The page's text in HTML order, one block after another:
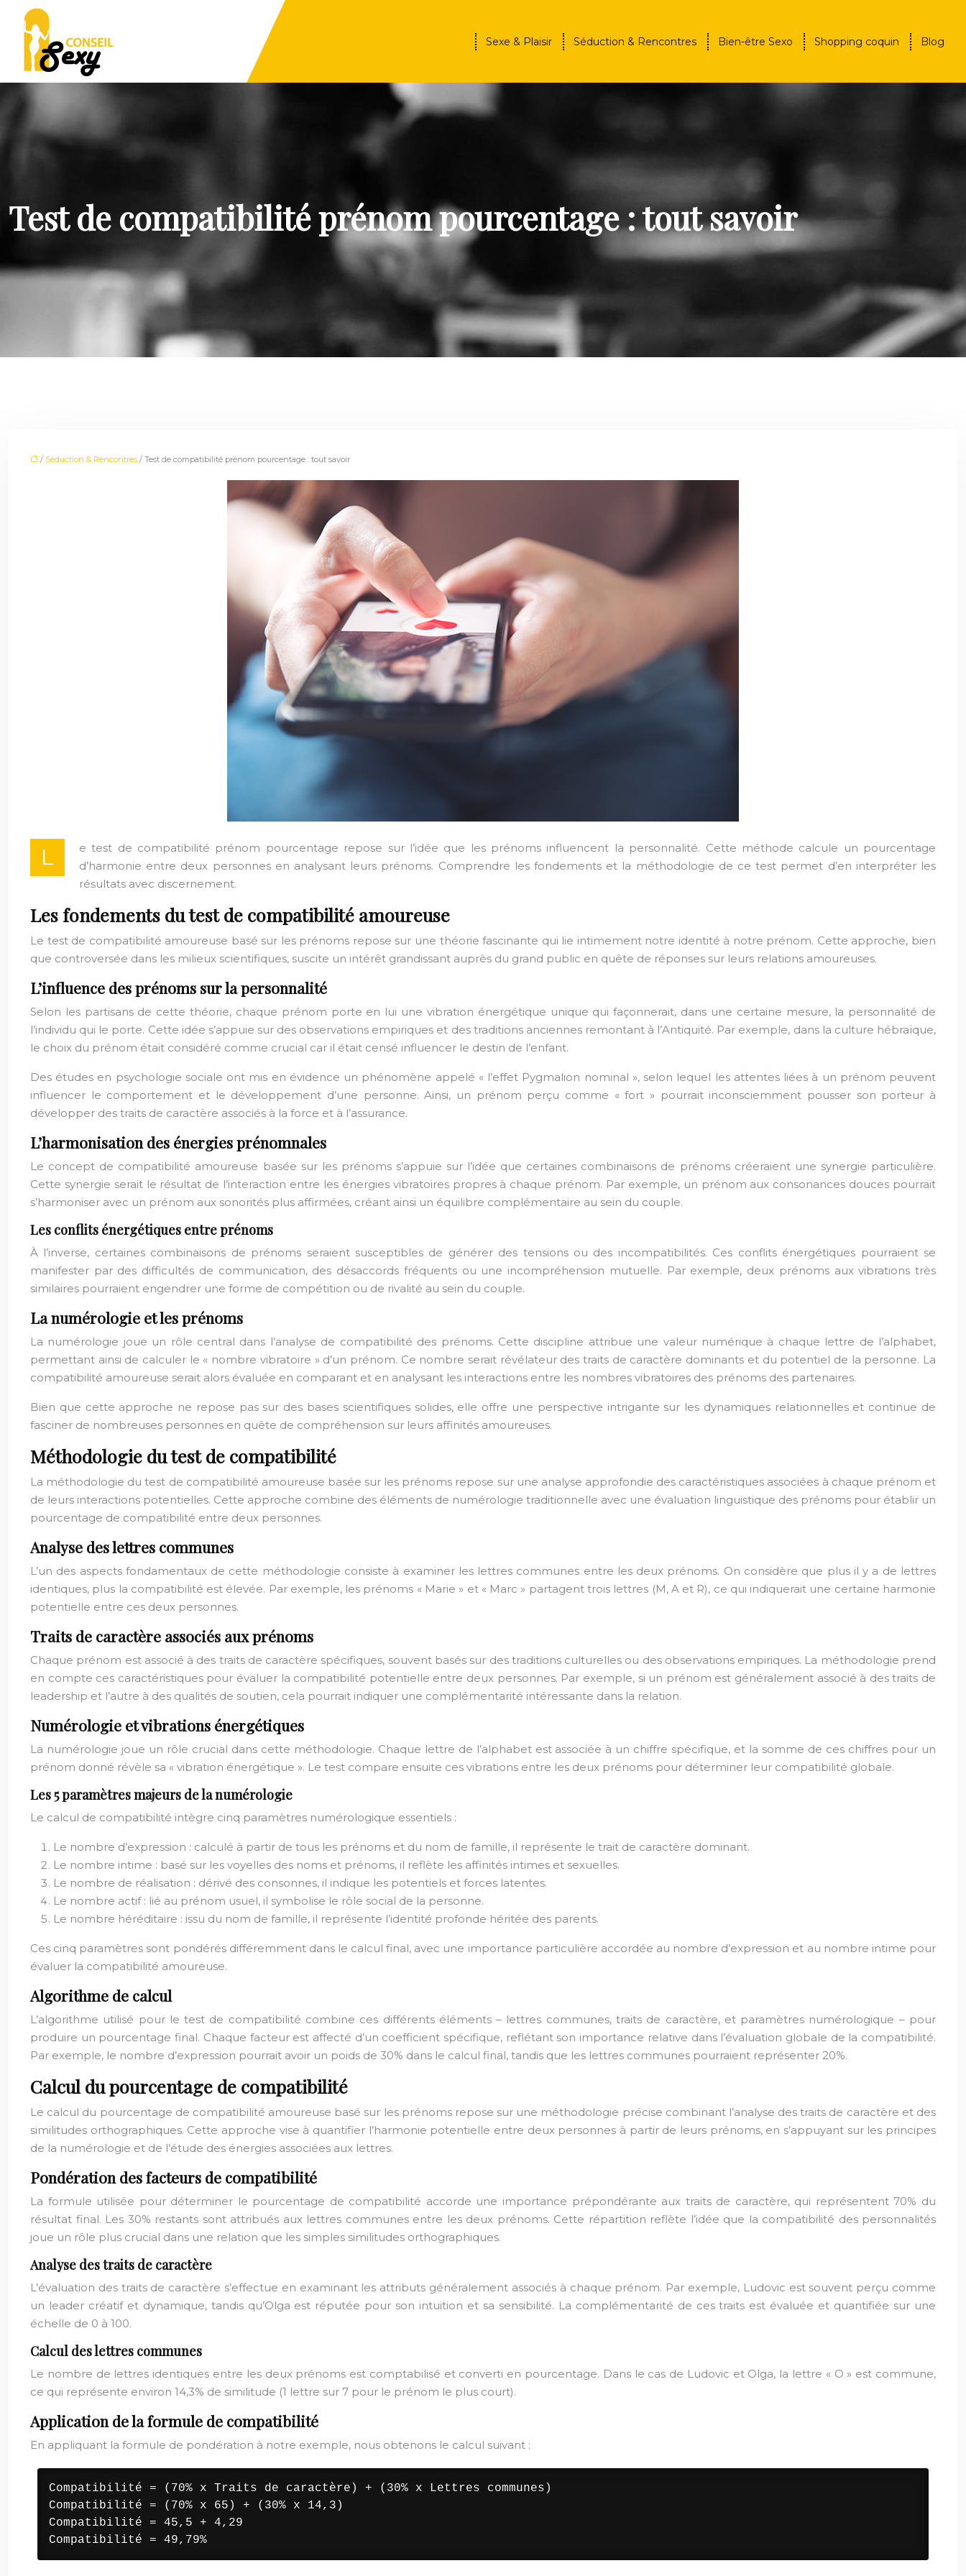
Sexe & Plaisir Séduction & Rencontres Bien-être Sexo Shopping coquin Blog
Test de compatibilité prénom pourcentage : tout savoir
/ Séduction & Rencontres / Test de compatibilité prénom pourcentage : tout savoir
L
e test de compatibilité prénom pourcentage repose sur l’idée que les prénoms influencent la personnalité. Cette méthode calcule un pourcentage
d’harmonie entre deux personnes en analysant leurs prénoms. Comprendre les fondements et la méthodologie de ce test permet d’en interpréter les
résultats avec discernement.
Les fondements du test de compatibilité amoureuse
Le test de compatibilité amoureuse basé sur les prénoms repose sur une théorie fascinante qui lie intimement notre identité à notre prénom. Cette approche, bien
que controversée dans les milieux scientifiques, suscite un intérêt grandissant auprès du grand public en quête de réponses sur leurs relations amoureuses.
L’influence des prénoms sur la personnalité
Selon les partisans de cette théorie, chaque prénom porte en lui une vibration énergétique unique qui façonnerait, dans une certaine mesure, la personnalité de
l’individu qui le porte. Cette idée s’appuie sur des observations empiriques et des traditions anciennes remontant à l’Antiquité. Par exemple, dans la culture hébraïque,
le choix du prénom était considéré comme crucial car il était censé influencer le destin de l’enfant.
Des études en psychologie sociale ont mis en évidence un phénomène appelé « l’effet Pygmalion nominal », selon lequel les attentes liées à un prénom peuvent
influencer le comportement et le développement d’une personne. Ainsi, un prénom perçu comme « fort » pourrait inconsciemment pousser son porteur à
développer des traits de caractère associés à la force et à l’assurance.
L’harmonisation des énergies prénomnales
Le concept de compatibilité amoureuse basée sur les prénoms s’appuie sur l’idée que certaines combinaisons de prénoms créeraient une synergie particulière.
Cette synergie serait le résultat de l’interaction entre les énergies vibratoires propres à chaque prénom. Par exemple, un prénom aux consonances douces pourrait
s’harmoniser avec un prénom aux sonorités plus affirmées, créant ainsi un équilibre complémentaire au sein du couple.
Les conflits énergétiques entre prénoms
À l’inverse, certaines combinaisons de prénoms seraient susceptibles de générer des tensions ou des incompatibilités. Ces conflits énergétiques pourraient se
manifester par des difficultés de communication, des désaccords fréquents ou une incompréhension mutuelle. Par exemple, deux prénoms aux vibrations très
similaires pourraient engendrer une forme de compétition ou de rivalité au sein du couple.
La numérologie et les prénoms
La numérologie joue un rôle central dans l’analyse de compatibilité des prénoms. Cette discipline attribue une valeur numérique à chaque lettre de l’alphabet,
permettant ainsi de calculer le « nombre vibratoire » d’un prénom. Ce nombre serait révélateur des traits de caractère dominants et du potentiel de la personne. La
compatibilité amoureuse serait alors évaluée en comparant et en analysant les interactions entre les nombres vibratoires des prénoms des partenaires.
Bien que cette approche ne repose pas sur des bases scientifiques solides, elle offre une perspective intrigante sur les dynamiques relationnelles et continue de
fasciner de nombreuses personnes en quête de compréhension sur leurs affinités amoureuses.
Méthodologie du test de compatibilité
La méthodologie du test de compatibilité amoureuse basée sur les prénoms repose sur une analyse approfondie des caractéristiques associées à chaque prénom et
de leurs interactions potentielles. Cette approche combine des éléments de numérologie traditionnelle avec une évaluation linguistique des prénoms pour établir un
pourcentage de compatibilité entre deux personnes.
Analyse des lettres communes
L’un des aspects fondamentaux de cette méthodologie consiste à examiner les lettres communes entre les deux prénoms. On considère que plus il y a de lettres
identiques, plus la compatibilité est élevée. Par exemple, les prénoms « Marie » et « Marc » partagent trois lettres (M, A et R), ce qui indiquerait une certaine harmonie
potentielle entre ces deux personnes.
Traits de caractère associés aux prénoms
Chaque prénom est associé à des traits de caractère spécifiques, souvent basés sur des traditions culturelles ou des observations empiriques. La méthodologie prend
en compte ces caractéristiques pour évaluer la compatibilité potentielle entre deux personnes. Par exemple, si un prénom est généralement associé à des traits de
leadership et l’autre à des qualités de soutien, cela pourrait indiquer une complémentarité intéressante dans la relation.
Numérologie et vibrations énergétiques
La numérologie joue un rôle crucial dans cette méthodologie. Chaque lettre de l’alphabet est associée à un chiffre spécifique, et la somme de ces chiffres pour un
prénom donné révèle sa « vibration énergétique ». Le test compare ensuite ces vibrations entre les deux prénoms pour déterminer leur compatibilité globale.
Les 5 paramètres majeurs de la numérologie
Le calcul de compatibilité intègre cinq paramètres numérologique essentiels :
Le nombre d’expression : calculé à partir de tous les prénoms et du nom de famille, il représente le trait de caractère dominant.
Le nombre intime : basé sur les voyelles des noms et prénoms, il reflète les affinités intimes et sexuelles.
Le nombre de réalisation : dérivé des consonnes, il indique les potentiels et forces latentes.
Le nombre actif : lié au prénom usuel, il symbolise le rôle social de la personne.
Le nombre héréditaire : issu du nom de famille, il représente l’identité profonde héritée des parents.
Ces cinq paramètres sont pondérés différemment dans le calcul final, avec une importance particulière accordée au nombre d’expression et au nombre intime pour
évaluer la compatibilité amoureuse.
Algorithme de calcul
L’algorithme utilisé pour le test de compatibilité combine ces différents éléments – lettres communes, traits de caractère, et paramètres numérologique – pour
produire un pourcentage final. Chaque facteur est affecté d’un coefficient spécifique, reflétant son importance relative dans l’évaluation globale de la compatibilité.
Par exemple, le nombre d’expression pourrait avoir un poids de 30% dans le calcul final, tandis que les lettres communes pourraient représenter 20%.
Calcul du pourcentage de compatibilité
Le calcul du pourcentage de compatibilité amoureuse basé sur les prénoms repose sur une méthodologie précise combinant l’analyse des traits de caractère et des
similitudes orthographiques. Cette approche vise à quantifier l’harmonie potentielle entre deux personnes à partir de leurs prénoms, en s’appuyant sur les principes
de la numérologie et de l’étude des énergies associées aux lettres.
Pondération des facteurs de compatibilité
La formule utilisée pour déterminer le pourcentage de compatibilité accorde une importance prépondérante aux traits de caractère, qui représentent 70% du
résultat final. Les 30% restants sont attribués aux lettres communes entre les deux prénoms. Cette répartition reflète l’idée que la compatibilité des personnalités
joue un rôle plus crucial dans une relation que les simples similitudes orthographiques.
Analyse des traits de caractère
L’évaluation des traits de caractère s’effectue en examinant les attributs généralement associés à chaque prénom. Par exemple, Ludovic est souvent perçu comme
un leader créatif et dynamique, tandis qu’Olga est réputée pour son intuition et sa sensibilité. La complémentarité de ces traits est évaluée et quantifiée sur une
échelle de 0 à 100.
Calcul des lettres communes
Le nombre de lettres identiques entre les deux prénoms est comptabilisé et converti en pourcentage. Dans le cas de Ludovic et Olga, la lettre « O » est commune,
ce qui représente environ 14,3% de similitude (1 lettre sur 7 pour le prénom le plus court).
Application de la formule de compatibilité
En appliquant la formule de pondération à notre exemple, nous obtenons le calcul suivant :
Compatibilité = (70% x Traits de caractère) + (30% x Lettres communes)
Compatibilité = (70% x 65) + (30% x 14,3)
Compatibilité = 45,5 + 4,29